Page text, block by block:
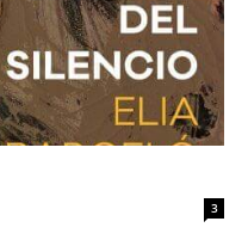
3